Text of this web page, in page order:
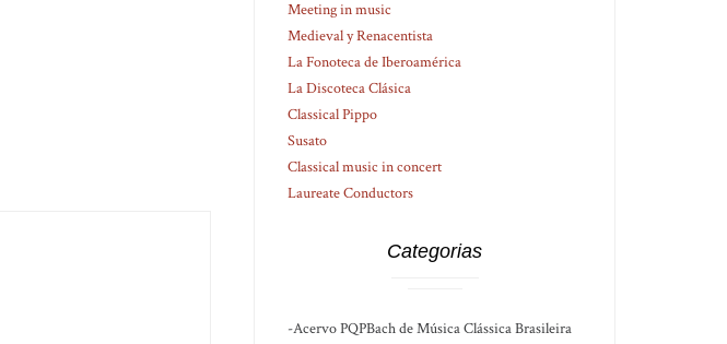
Meeting in music
Medieval y Renacentista
La Fonoteca de Iberoamérica
La Discoteca Clásica
Classical Pippo
Susato
Classical music in concert
Laureate Conductors
Categorias
-Acervo PQPBach de Música Clássica Brasileira